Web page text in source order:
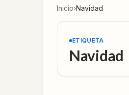
Inicio›Navidad
ETIQUETA
Navidad